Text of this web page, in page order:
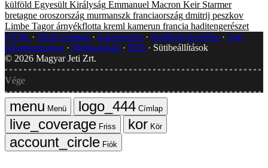
külföld Egyesült Királyság Emmanuel Macron Keir Starmer
bretagne oroszország murmanszk franciaország dmitrij peszkov
Limbe Tagor árnyékflotta kreml kamerun francia haditengerészet
GYIK
Hibát jelentek Impresszum Javítások kezelése
Jogi
dokumentumok
Médiaajánlat RSS
Sütibeállítások
© 2026 Magyar Jeti Zrt.
Vége
Menü
Címlap
Friss
Kör
Fiók